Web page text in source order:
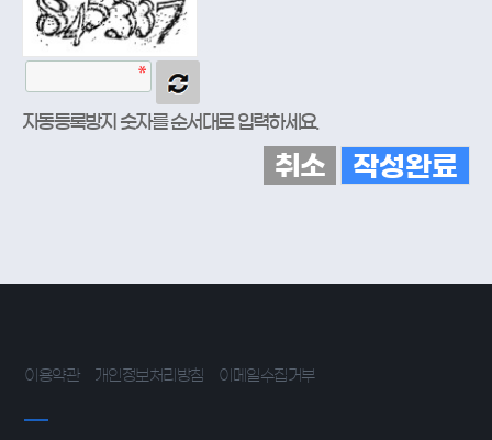
자동등록방지 숫자를 순서대로 입력하세요.
취소
이용약관 개인정보처리방침 이메일수집거부